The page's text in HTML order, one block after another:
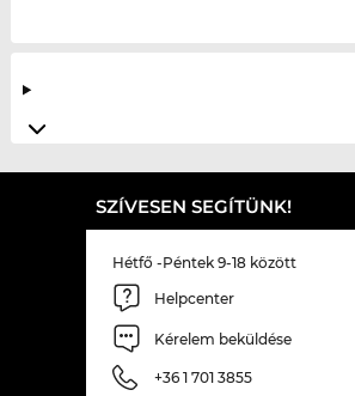
SZÍVESEN SEGÍTÜNK!
Hétfő -Péntek 9-18 között
Helpcenter
Kérelem beküldése
+36 1 701 3855